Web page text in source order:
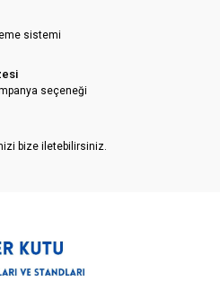
sistemi
seçeneği
bize iletebilirsiniz.